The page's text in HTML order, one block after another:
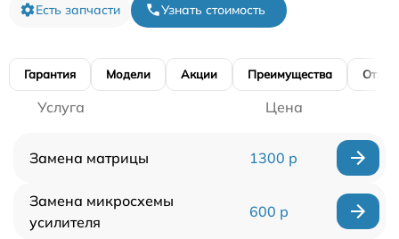
Есть запчасти Узнать стоимость
Гарантия Модели Акции Преимущества
Услуга Цена
Замена матрицы 1300 р
Замена микросхемы
усилителя
600 р